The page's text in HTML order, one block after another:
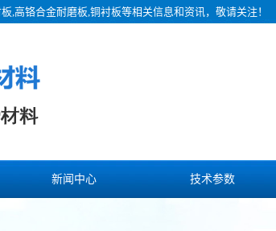
,高铬合金耐磨板,铜衬板等相关信息和资讯，敬请关注！
新闻中心 技术参数